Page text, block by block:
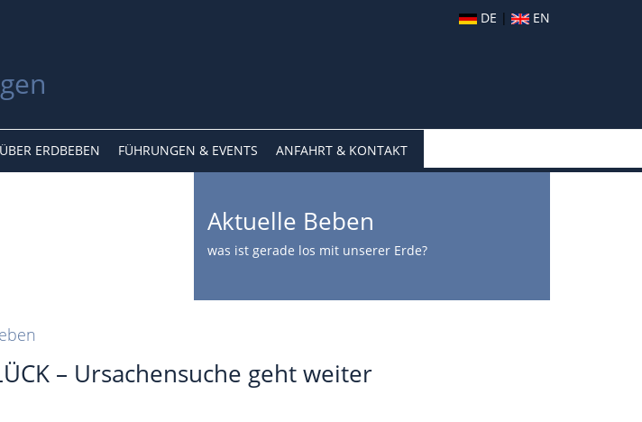
DE | EN
ÜBER ERDBEBEN FÜHRUNGEN & EVENTS ANFAHRT & KONTAKT
Aktuelle Beben
was ist gerade los mit unserer Erde?
– Ursachensuche geht weiter